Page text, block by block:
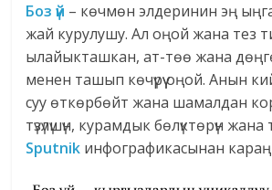
Боз үй – көчмөн элдеринин эң
жай курулушу. Ал оңой жана тез
ылайыкташкан, ат-төө жана
менен ташып көчүрүү оңой. Анын
суу өткөрбөйт жана шамалдан
түзүлүшүн, курамдык бөлүктөрүн жана
Sputnik инфографикасынан